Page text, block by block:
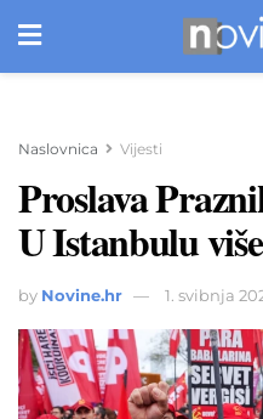
Naslovnica Vijesti
Proslava
U Istanbulu
by Novine.hr 1. svibnja